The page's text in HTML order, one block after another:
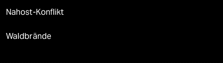
Nahost-Konflikt
Waldbrände